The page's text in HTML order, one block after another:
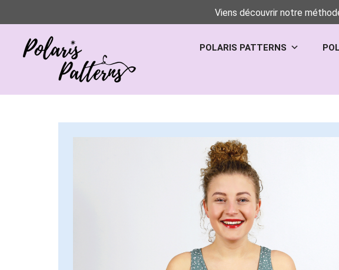
Viens découvrir notre
POLARIS PATTERNS